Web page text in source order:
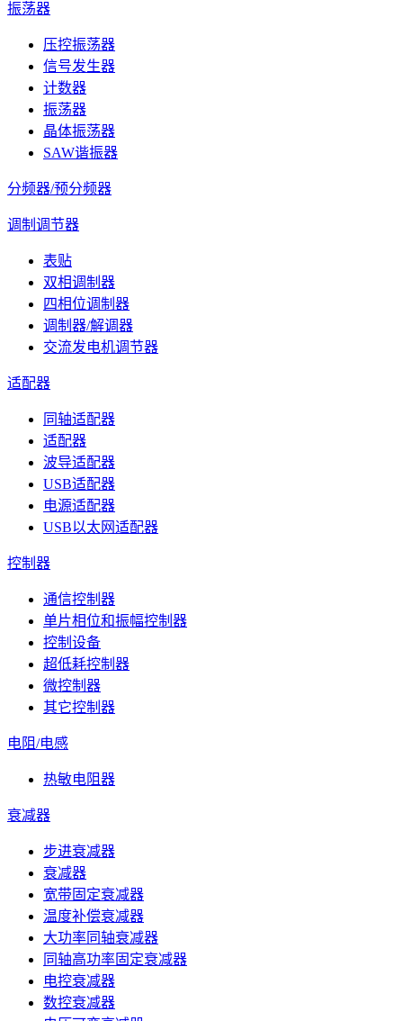
振荡器
压控振荡器
信号发生器
计数器
振荡器
晶体振荡器
SAW谐振器
分频器/预分频器
调制调节器
表贴
双相调制器
四相位调制器
调制器/解调器
交流发电机调节器
适配器
同轴适配器
适配器
波导适配器
USB适配器
电源适配器
USB以太网适配器
控制器
通信控制器
单片相位和振幅控制器
控制设备
超低耗控制器
微控制器
其它控制器
电阻/电感
热敏电阻器
衰减器
步进衰减器
衰减器
宽带固定衰减器
温度补偿衰减器
大功率同轴衰减器
同轴高功率固定衰减器
电控衰减器
数控衰减器